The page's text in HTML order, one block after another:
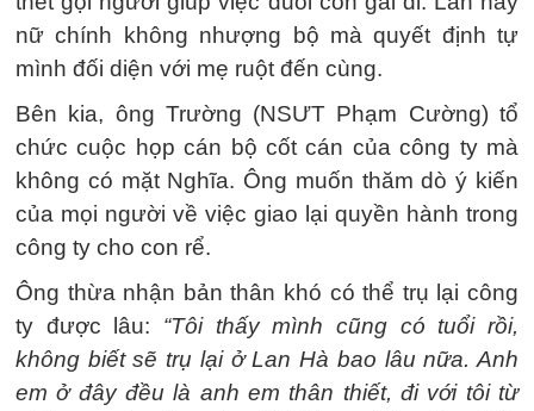
nữ chính không nhượng bộ mà quyết định tự
mình đối diện với mẹ ruột đến cùng.
Bên kia, ông Trường (NSƯT Phạm Cường) tổ
chức cuộc họp cán bộ cốt cán của công ty mà
không có mặt Nghĩa. Ông muốn thăm dò ý kiến
của mọi người về việc giao lại quyền hành trong
công ty cho con rể.
Ông thừa nhận bản thân khó có thể trụ lại công
ty được lâu: “Tôi thấy mình cũng có tuổi rồi,
không biết sẽ trụ lại ở Lan Hà bao lâu nữa. Anh
em ở đây đều là anh em thân thiết, đi với tôi từ